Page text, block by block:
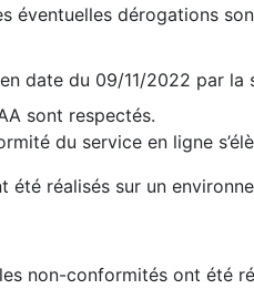
éventuelles dérogations
date du 09/11/2022 par
sont respectés.
du service en ligne
été réalisés sur un
non-conformités ont été